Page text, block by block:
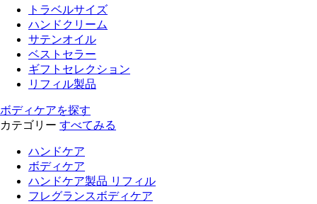
トラベルサイズ
ハンドクリーム
サテンオイル
ベストセラー
ギフトセレクション
リフィル製品
ボディケアを探す
カテゴリー すべてみる
ハンドケア
ボディケア
ハンドケア製品 リフィル
フレグランスボディケア